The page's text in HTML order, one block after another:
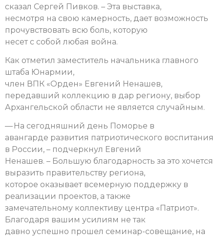
сказал Сергей Пивков. – Эта выставка,
несмотря на свою камерность, дает возможность
прочувствовать всю боль, которую
несет с собой любая война.
Как отметил заместитель начальника главного
штаба Юнармии,
член ВПК «Орден» Евгений Ненашев,
передавший коллекцию в дар региону, выбор
Архангельской области не является случайным.
— На сегодняшний день Поморье в
авангарде развития патриотического воспитания
в России, – подчеркнул Евгений
Ненашев. – Большую благодарность за это хочется
выразить правительству региона,
которое оказывает всемерную поддержку в
реализации проектов, а также
замечательному коллективу центра «Патриот».
Благодаря вашим усилиям не так
давно успешно прошел семинар-совещание, на